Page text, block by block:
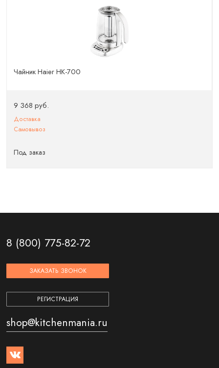
Чайник Haier HK-700
9 368 руб.
Доставка
Самовывоз
Под заказ
8 (800) 775-82-72
ЗАКАЗАТЬ ЗВОНОК
РЕГИСТРАЦИЯ
shop@kitchenmania.ru